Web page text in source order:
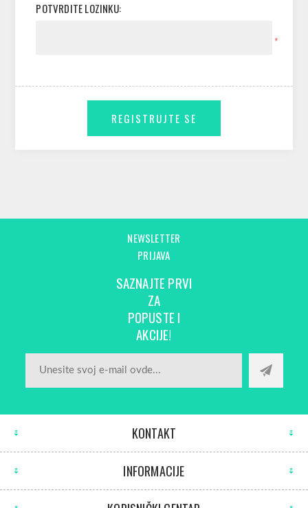
POTVRDITE LOZINKU:
*
NEWSLETTER
PRIJAVA
SAZNAJTE PRVI
ZA
POPUSTE I
AKCIJE!
KONTAKT
INFORMACIJE